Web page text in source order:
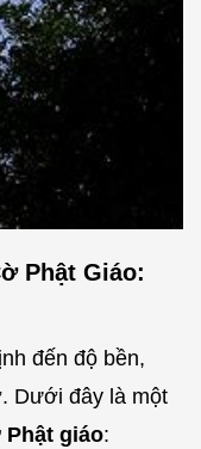
Phật Giáo:
đến độ bền,
Dưới đây là một
Phật giáo: